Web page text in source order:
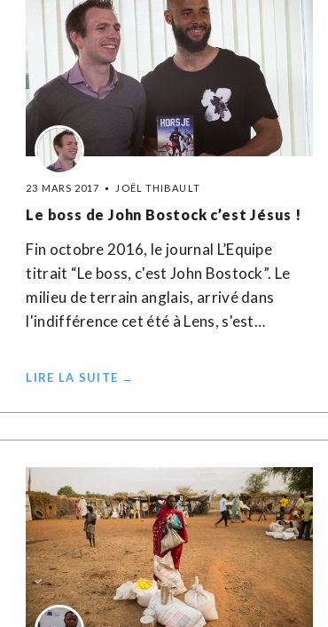
23 MARS 2017 JOËL THIBAULT
Le boss de John Bostock c’est Jésus !
Fin octobre 2016, le journal L’Equipe
titrait “Le boss, c'est John Bostock”. Le
milieu de terrain anglais, arrivé dans
l'indifférence cet été à Lens, s'est…
LIRE LA SUITE →